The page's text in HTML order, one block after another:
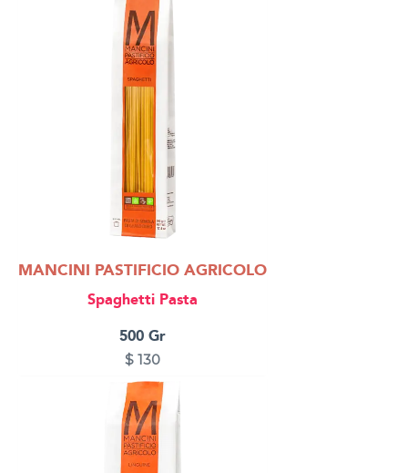
MANCINI PASTIFICIO AGRICOLO
Spaghetti Pasta
500 Gr
$ 130